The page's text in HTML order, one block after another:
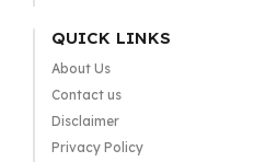
QUICK LINKS
About Us
Contact us
Disclaimer
Privacy Policy